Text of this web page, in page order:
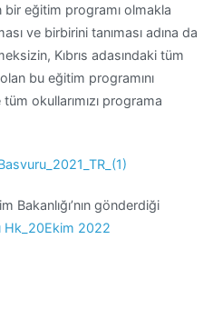
bir eğitim programı olmakla
ve birbirini tanıması adına da
Kıbrıs adasındaki tüm
bu eğitim programını
okullarımızı programa
Bakanlığı’nın gönderdiği
Hk_20Ekim 2022